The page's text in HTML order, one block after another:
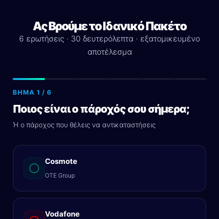
Ας Βρούμε το Ιδανικό Πακέτο
6 ερωτήσεις · 30 δευτερόλεπτα · εξατομικευμένο
αποτέλεσμα
ΒΉΜΑ 1 / 6
Ποιος είναι ο πάροχός σου σήμερα;
Ή ο πάροχος που θέλεις να αντικαταστήσεις
Cosmote
OTE Group
Vodafone